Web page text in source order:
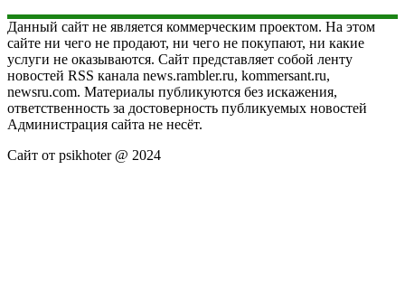
Данный сайт не является коммерческим проектом. На этом
сайте ни чего не продают, ни чего не покупают, ни какие
услуги не оказываются. Сайт представляет собой ленту
новостей RSS канала news.rambler.ru, kommersant.ru,
newsru.com. Материалы публикуются без искажения,
ответственность за достоверность публикуемых новостей
Администрация сайта не несёт.
Сайт от psikhoter @ 2024